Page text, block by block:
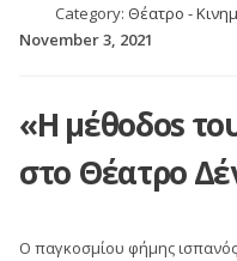
Category: Θέατρο -
November 3, 2021
«Η μέθοδοs
στο Θέατρο
Ο παγκοσμίου φήμης